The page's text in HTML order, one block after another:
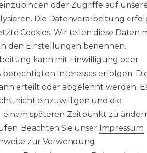
oder Zugriffe auf
Die Datenverarbeitung
Cookies. Wir teilen diese Daten
den Einstellungen benennen.
kann mit Einwilligung oder
Interesses erfolgen.
erteilt oder abgelehnt werden.
nicht einzuwilligen und die
einem späteren Zeitpunkt zu
Beachten Sie unser Impressum
zur Verwendung